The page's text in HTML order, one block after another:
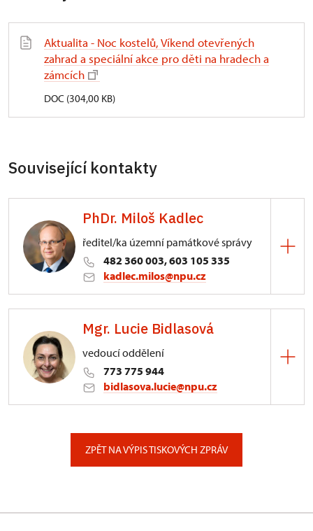
Aktualita - Noc kostelů, Víkend otevřených
zahrad a speciální akce pro děti na hradech a
zámcích
DOC (304,00 KB)
Související kontakty
PhDr. Miloš Kadlec
ředitel/ka územní památkové správy
482 360 003, 603 105 335
kadlec.milos@npu.cz
3/, Sychrov 3
Mgr. Lucie Bidlasová
vedoucí oddělení
773 775 944
bidlasova.lucie@npu.cz
ZPĚT NA VÝPIS TISKOVÝCH ZPRÁV